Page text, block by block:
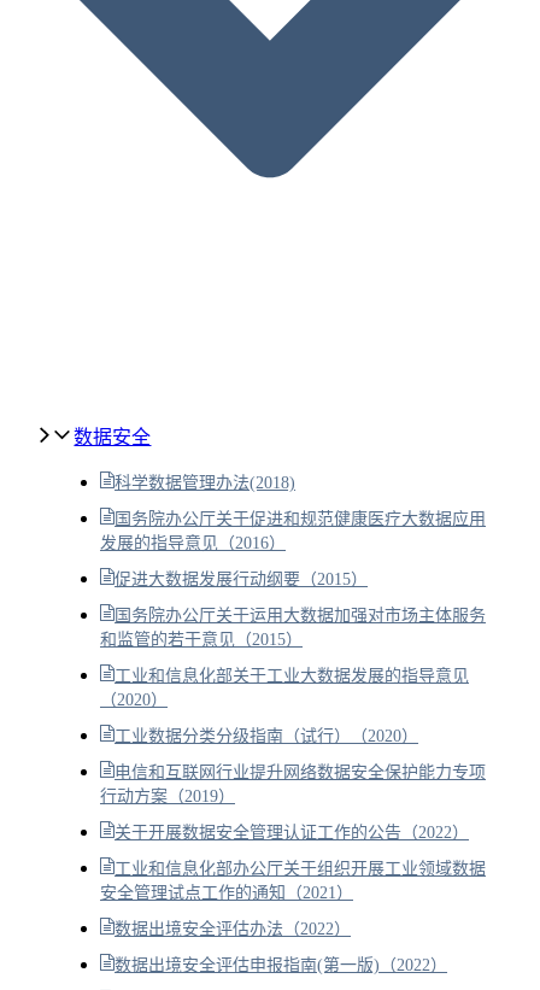
数据安全
科学数据管理办法(2018)
国务院办公厅关于促进和规范健康医疗大数据应用
发展的指导意见（2016）
促进大数据发展行动纲要（2015）
国务院办公厅关于运用大数据加强对市场主体服务
和监管的若干意见（2015）
工业和信息化部关于工业大数据发展的指导意见
（2020）
工业数据分类分级指南（试行）（2020）
电信和互联网行业提升网络数据安全保护能力专项
行动方案（2019）
关于开展数据安全管理认证工作的公告（2022）
工业和信息化部办公厅关于组织开展工业领域数据
安全管理试点工作的通知（2021）
数据出境安全评估办法（2022）
数据出境安全评估申报指南(第一版)（2022）